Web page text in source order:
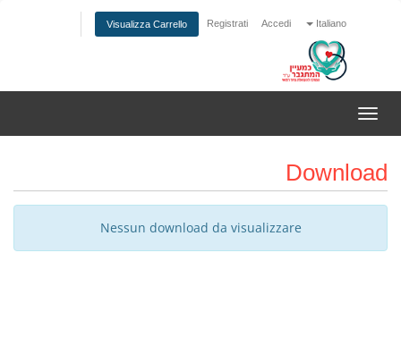
Italiano
Accedi
Registrati
Visualizza Carrello
Attiva
Navigazione
Download
Nessun download da visualizzare